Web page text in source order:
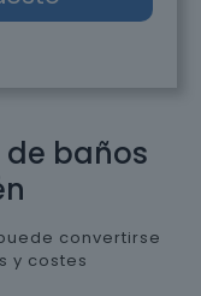
de baños
convertirse
y costes